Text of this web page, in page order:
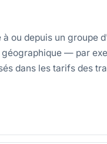
ou depuis un
— par
dans les tarifs des